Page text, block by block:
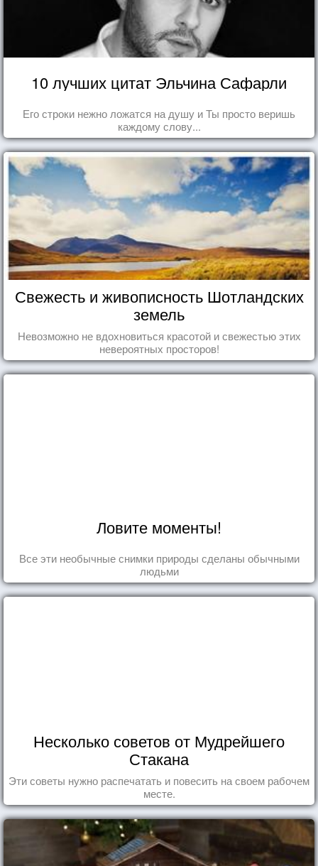
10 лучших цитат Эльчина Сафарли
Его строки нежно ложатся на душу и Ты просто веришь
каждому слову...
Свежесть и живописность Шотландских
земель
Невозможно не вдохновиться красотой и свежестью этих
невероятных просторов!
Ловите моменты!
Все эти необычные снимки природы сделаны обычными
людьми
Несколько советов от Мудрейшего
Стакана
Эти советы нужно распечатать и повесить на своем рабочем
месте.